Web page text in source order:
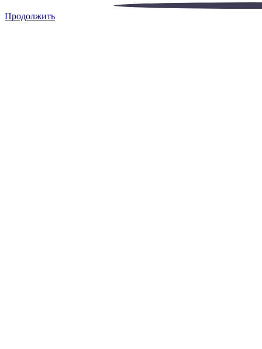
Продолжить